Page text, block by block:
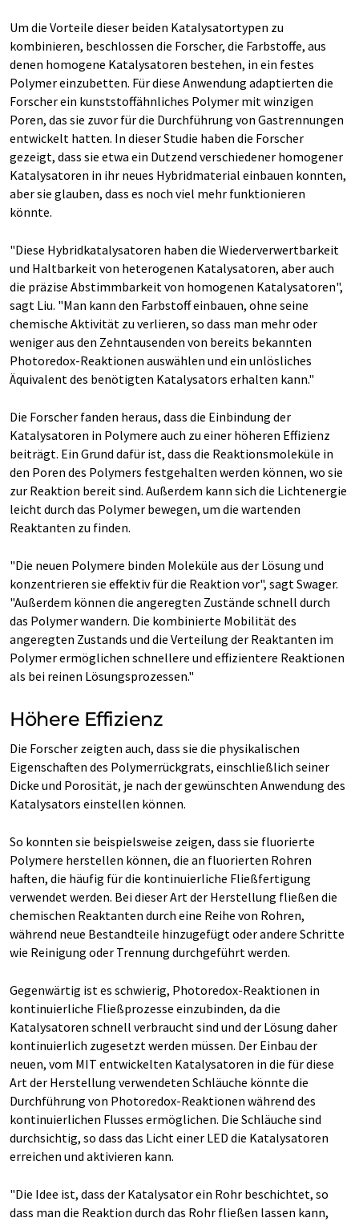
Um die Vorteile dieser beiden Katalysatortypen zu
kombinieren, beschlossen die Forscher, die Farbstoffe, aus
denen homogene Katalysatoren bestehen, in ein festes
Polymer einzubetten. Für diese Anwendung adaptierten die
Forscher ein kunststoffähnliches Polymer mit winzigen
Poren, das sie zuvor für die Durchführung von Gastrennungen
entwickelt hatten. In dieser Studie haben die Forscher
gezeigt, dass sie etwa ein Dutzend verschiedener homogener
Katalysatoren in ihr neues Hybridmaterial einbauen konnten,
aber sie glauben, dass es noch viel mehr funktionieren
könnte.
"Diese Hybridkatalysatoren haben die Wiederverwertbarkeit
und Haltbarkeit von heterogenen Katalysatoren, aber auch
die präzise Abstimmbarkeit von homogenen Katalysatoren",
sagt Liu. "Man kann den Farbstoff einbauen, ohne seine
chemische Aktivität zu verlieren, so dass man mehr oder
weniger aus den Zehntausenden von bereits bekannten
Photoredox-Reaktionen auswählen und ein unlösliches
Äquivalent des benötigten Katalysators erhalten kann."
Die Forscher fanden heraus, dass die Einbindung der
Katalysatoren in Polymere auch zu einer höheren Effizienz
beiträgt. Ein Grund dafür ist, dass die Reaktionsmoleküle in
den Poren des Polymers festgehalten werden können, wo sie
zur Reaktion bereit sind. Außerdem kann sich die Lichtenergie
leicht durch das Polymer bewegen, um die wartenden
Reaktanten zu finden.
"Die neuen Polymere binden Moleküle aus der Lösung und
konzentrieren sie effektiv für die Reaktion vor", sagt Swager.
"Außerdem können die angeregten Zustände schnell durch
das Polymer wandern. Die kombinierte Mobilität des
angeregten Zustands und die Verteilung der Reaktanten im
Polymer ermöglichen schnellere und effizientere Reaktionen
als bei reinen Lösungsprozessen."
Höhere Effizienz
Die Forscher zeigten auch, dass sie die physikalischen
Eigenschaften des Polymerrückgrats, einschließlich seiner
Dicke und Porosität, je nach der gewünschten Anwendung des
Katalysators einstellen können.
So konnten sie beispielsweise zeigen, dass sie fluorierte
Polymere herstellen können, die an fluorierten Rohren
haften, die häufig für die kontinuierliche Fließfertigung
verwendet werden. Bei dieser Art der Herstellung fließen die
chemischen Reaktanten durch eine Reihe von Rohren,
während neue Bestandteile hinzugefügt oder andere Schritte
wie Reinigung oder Trennung durchgeführt werden.
Gegenwärtig ist es schwierig, Photoredox-Reaktionen in
kontinuierliche Fließprozesse einzubinden, da die
Katalysatoren schnell verbraucht sind und der Lösung daher
kontinuierlich zugesetzt werden müssen. Der Einbau der
neuen, vom MIT entwickelten Katalysatoren in die für diese
Art der Herstellung verwendeten Schläuche könnte die
Durchführung von Photoredox-Reaktionen während des
kontinuierlichen Flusses ermöglichen. Die Schläuche sind
durchsichtig, so dass das Licht einer LED die Katalysatoren
erreichen und aktivieren kann.
"Die Idee ist, dass der Katalysator ein Rohr beschichtet, so
dass man die Reaktion durch das Rohr fließen lassen kann,